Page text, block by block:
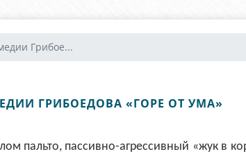
Грибое...
ГРИБОЕДОВА «ГОРЕ ОТ УМА»
пальто, пассивно-агрессивный «жук в